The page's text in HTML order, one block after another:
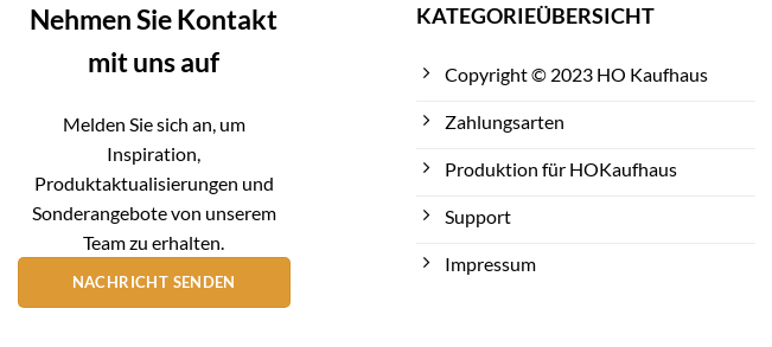
Nehmen Sie Kontakt
mit uns auf
Melden Sie sich an, um
Inspiration,
Produktaktualisierungen und
Sonderangebote von unserem
Team zu erhalten.
NACHRICHT SENDEN
KATEGORIEÜBERSICHT
Copyright © 2023 HO Kaufhaus
Zahlungsarten
Produktion für HOKaufhaus
Support
Impressum